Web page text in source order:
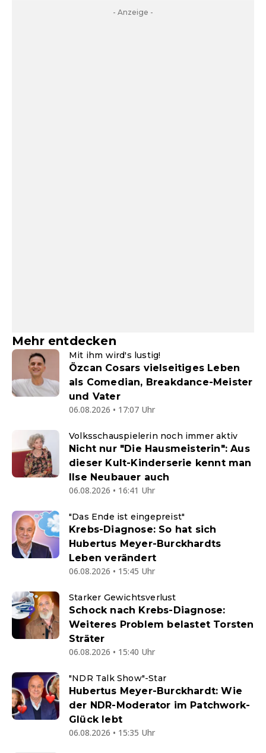
- Anzeige -
Mehr entdecken
Mit ihm wird's lustig!
Özcan Cosars vielseitiges Leben
als Comedian, Breakdance-Meister
und Vater
06.08.2026 • 17:07 Uhr
Volksschauspielerin noch immer aktiv
Nicht nur "Die Hausmeisterin": Aus
dieser Kult-Kinderserie kennt man
Ilse Neubauer auch
06.08.2026 • 16:41 Uhr
"Das Ende ist eingepreist"
Krebs-Diagnose: So hat sich
Hubertus Meyer-Burckhardts
Leben verändert
06.08.2026 • 15:45 Uhr
Starker Gewichtsverlust
Schock nach Krebs-Diagnose:
Weiteres Problem belastet Torsten
Sträter
06.08.2026 • 15:40 Uhr
"NDR Talk Show"-Star
Hubertus Meyer-Burckhardt: Wie
der NDR-Moderator im Patchwork-
Glück lebt
06.08.2026 • 15:35 Uhr